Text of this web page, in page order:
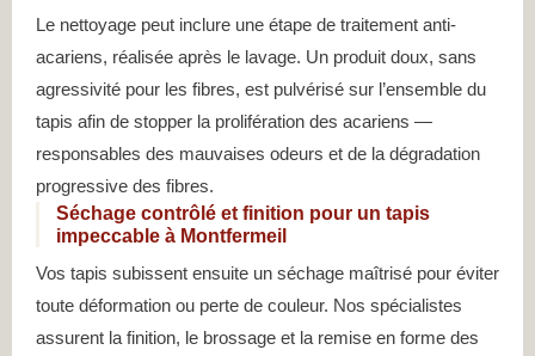
Le nettoyage peut inclure une étape de traitement anti-
acariens, réalisée après le lavage. Un produit doux, sans
agressivité pour les fibres, est pulvérisé sur l’ensemble du
tapis afin de stopper la prolifération des acariens —
responsables des mauvaises odeurs et de la dégradation
progressive des fibres.
Séchage contrôlé et finition pour un tapis
impeccable à Montfermeil
Vos tapis subissent ensuite un séchage maîtrisé pour éviter
toute déformation ou perte de couleur. Nos spécialistes
assurent la finition, le brossage et la remise en forme des